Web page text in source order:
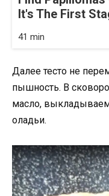
It's The First
41 min
Далее тесто не
пышность. В
масло,
оладьи.